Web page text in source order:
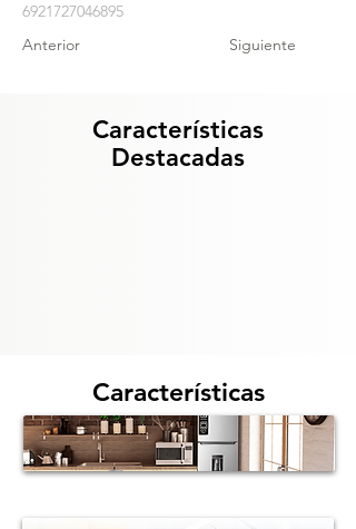
6921727046895
Anterior
Siguiente
Características
Destacadas
Características